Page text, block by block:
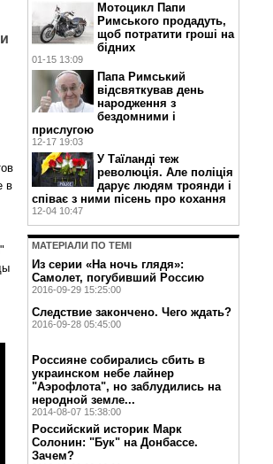
в
Мотоцикл Папи
Римського продадуть,
щоб потратити гроші на
бідних
01-15 13:09
Папа Римський
відсвяткував день
народження з
бездомними і
прислугою
12-17 19:03
У Таїланді теж
революція. Але поліція
дарує людям троянди і
співає з ними пісень про кохання
12-04 10:47
МАТЕРIАЛИ ПО ТЕМI
Из серии «На ночь глядя»:
Самолет, погубивший Россию
2016-09-29 15:25:00
Следствие закончено. Чего ждать?
2016-09-28 05:45:00
Россияне собирались сбить в
украинском небе лайнер
"Аэрофлота", но заблудились на
неродной земле...
2014-08-07 15:38:00
Российский историк Марк
Солонин: "Бук" на Донбассе.
Зачем?